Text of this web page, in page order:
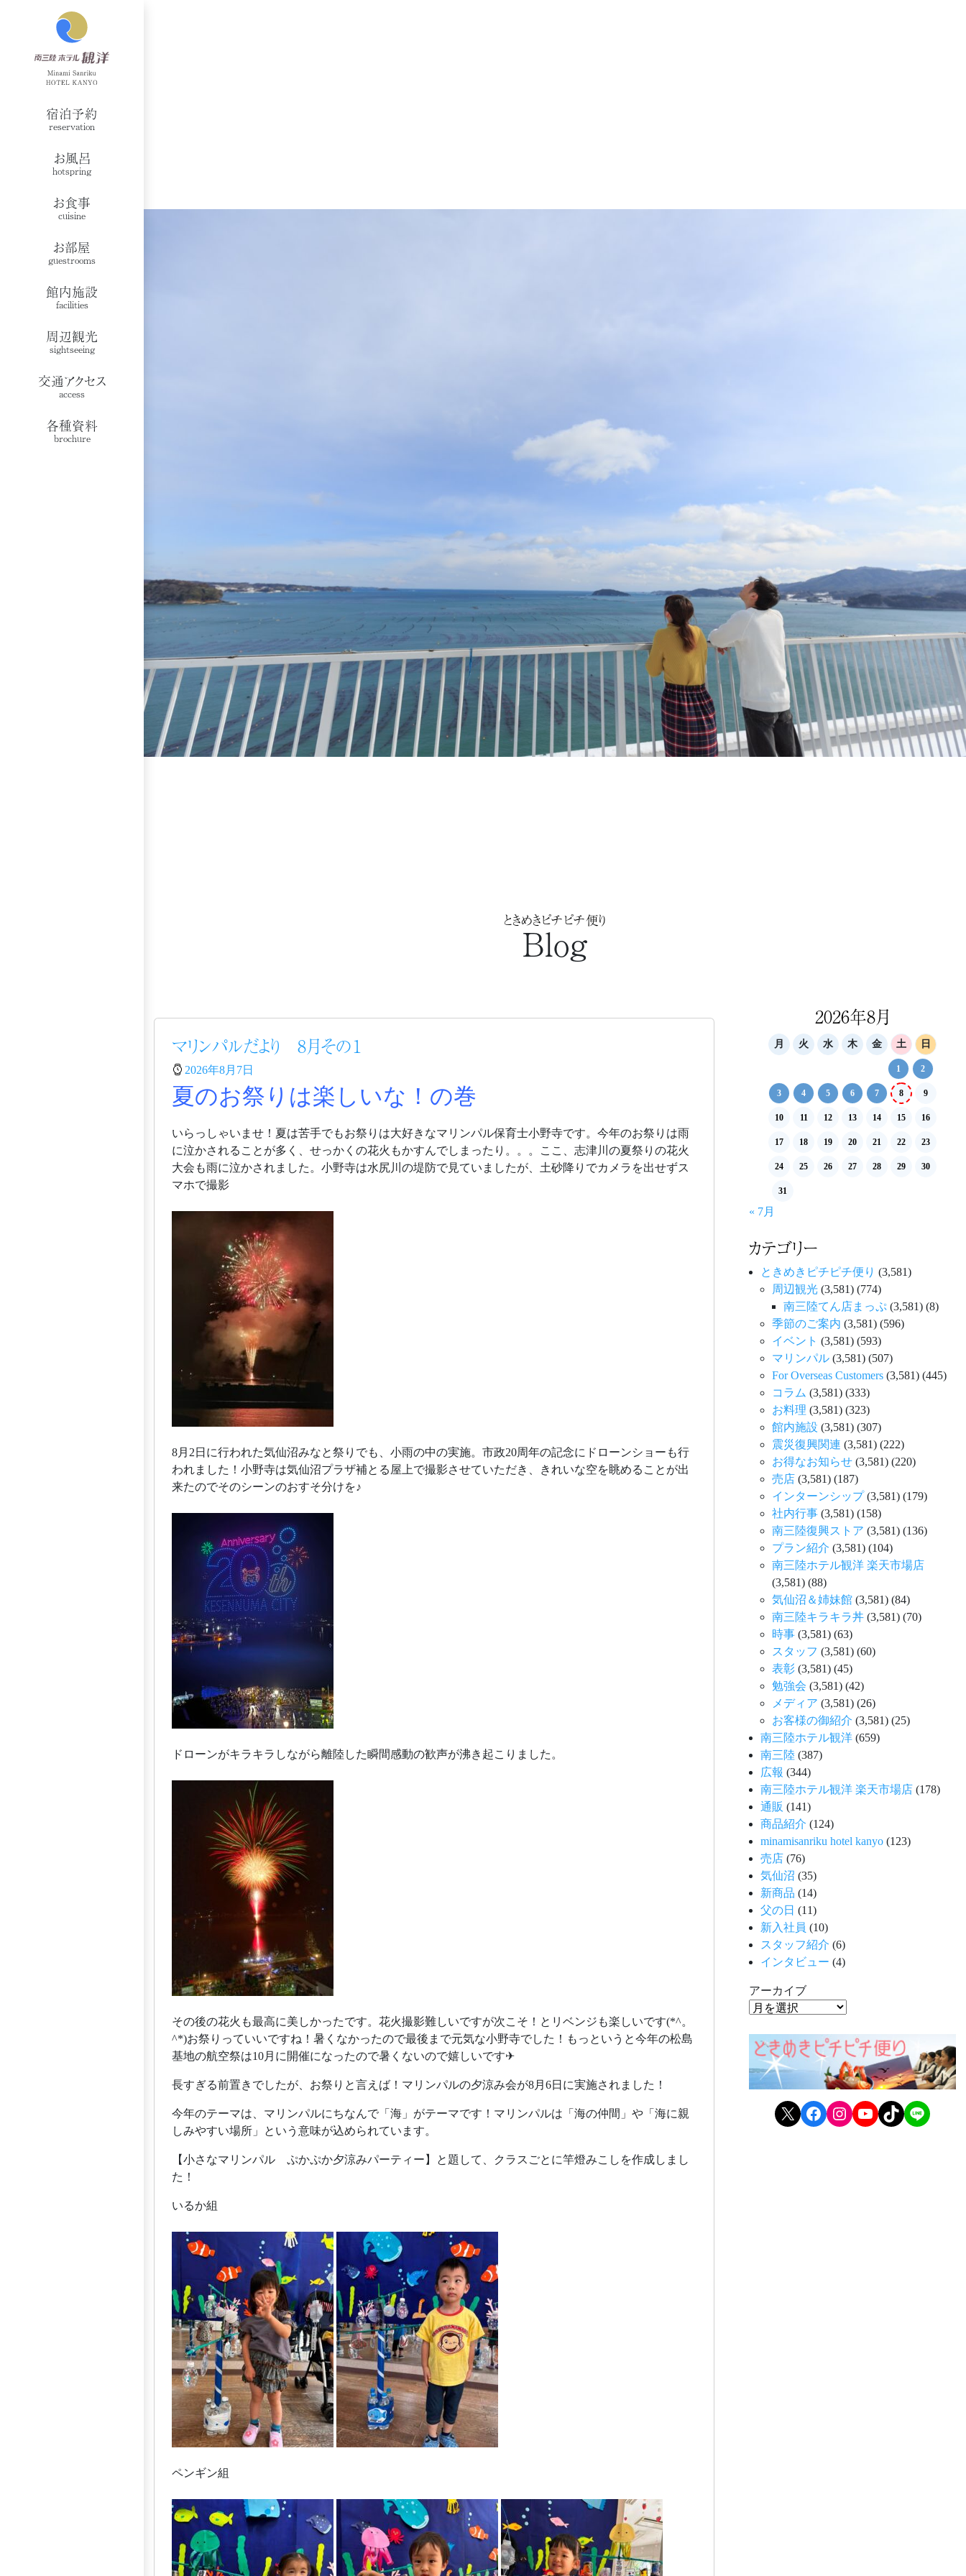
宿泊予約
reservation
お風呂
hotspring
お食事
cuisine
お部屋
guestrooms
館内施設
facilities
周辺観光
sightseeing
交通アクセス
access
各種資料
brochure
ときめきピチピチ便り
Blog
マリンパルだより 8月その１
2026年8月7日
夏のお祭りは楽しいな！の巻
いらっしゃいませ！夏は苦手でもお祭りは大好きなマリンパル保育士小野寺です。今年のお祭りは雨
に泣かされることが多く、せっかくの花火もかすんでしまったり。。。ここ、志津川の夏祭りの花火
大会も雨に泣かされました。小野寺は水尻川の堤防で見ていましたが、土砂降りでカメラを出せずス
マホで撮影
8月2日に行われた気仙沼みなと祭りでも、小雨の中の実施。市政20周年の記念にドローンショーも行
われました！小野寺は気仙沼プラザ補とる屋上で撮影させていただき、きれいな空を眺めることが出
来たのでそのシーンのおすそ分けを♪
ドローンがキラキラしながら離陸した瞬間感動の歓声が沸き起こりました。
その後の花火も最高に美しかったです。花火撮影難しいですが次こそ！とリベンジも楽しいです(*^。
^*)お祭りっていいですね！暑くなかったので最後まで元気な小野寺でした！もっというと今年の松島
基地の航空祭は10月に開催になったので暑くないので嬉しいです✈
長すぎる前置きでしたが、お祭りと言えば！マリンパルの夕涼み会が8月6日に実施されました！
今年のテーマは、マリンパルにちなんで「海」がテーマです！マリンパルは「海の仲間」や「海に親
しみやすい場所」という意味が込められています。
【小さなマリンパル ぷかぷか夕涼みパーティー】と題して、クラスごとに竿燈みこしを作成しまし
た！
いるか組
ペンギン組
2026年8月
月 火 水 木 金 土 日
1 2
3 4 5 6 7 8 9
10 11 12 13 14 15 16
17 18 19 20 21 22 23
24 25 26 27 28 29 30
31
« 7月
カテゴリー
ときめきピチピチ便り (3,581)
周辺観光 (3,581) (774)
南三陸てん店まっぷ (3,581) (8)
季節のご案内 (3,581) (596)
イベント (3,581) (593)
マリンパル (3,581) (507)
For Overseas Customers (3,581) (445)
コラム (3,581) (333)
お料理 (3,581) (323)
館内施設 (3,581) (307)
震災復興関連 (3,581) (222)
お得なお知らせ (3,581) (220)
売店 (3,581) (187)
インターンシップ(3,581) (179)
社内行事 (3,581) (158)
南三陸復興ストア (3,581) (136)
プラン紹介 (3,581) (104)
南三陸ホテル観洋 楽天市場店
(3,581) (88)
気仙沼＆姉妹館 (3,581) (84)
南三陸キラキラ丼 (3,581) (70)
時事 (3,581) (63)
スタッフ (3,581) (60)
表彰 (3,581) (45)
勉強会 (3,581) (42)
メディア (3,581) (26)
お客様の御紹介 (3,581) (25)
南三陸ホテル観洋 (659)
南三陸 (387)
広報 (344)
南三陸ホテル観洋 楽天市場店 (178)
通販 (141)
商品紹介 (124)
minamisanriku hotel kanyo (123)
売店 (76)
気仙沼 (35)
新商品 (14)
父の日 (11)
新入社員 (10)
スタッフ紹介 (6)
インタビュー (4)
アーカイブ
X Facebook Instagram YouTube TikTok LINE